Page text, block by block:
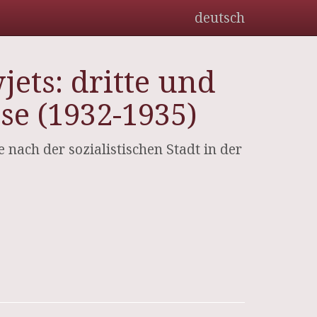
deutsch
dritte und
(1932-1935)
nach der sozialistischen Stadt in der